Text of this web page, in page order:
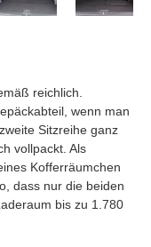
reichlich.
wenn man
Sitzreihe ganz
vollpackt. Als
Kofferräumchen
dass nur die beiden
bis zu 1.780